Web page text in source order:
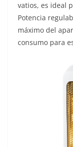
vatios, es ideal
Potencia
máximo del
consumo para